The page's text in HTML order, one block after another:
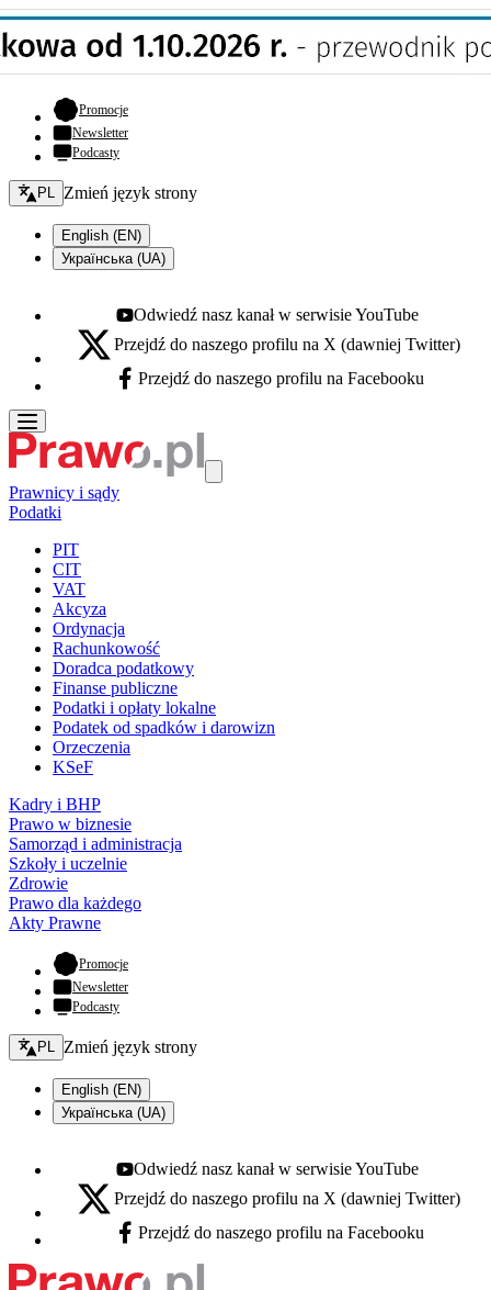
Promocje- otwiera się w nowej karcie
Newsletter
Podcasty
Zmień język - bieżący:
PL Zmień język strony
English (EN)
Українська (UA)
Youtube - otwiera się w nowej karcie
Odwiedź nasz kanał w serwisie YouTube
X - otwiera się w nowej karcie
Przejdź do naszego profilu na X (dawniej Twitter)
Facebook - otwiera się w nowej karcie
Przejdź do naszego profilu na Facebooku
Prawnicy i sądy
Podatki
PIT
CIT
VAT
Akcyza
Ordynacja
Rachunkowość
Doradca podatkowy
Finanse publiczne
Podatki i opłaty lokalne
Podatek od spadków i darowizn
Orzeczenia
KSeF
Kadry i BHP
Prawo w biznesie
Samorząd i administracja
Szkoły i uczelnie
Zdrowie
Prawo dla każdego
Akty Prawne
Promocje- otwiera się w nowej karcie
Newsletter
Podcasty
Zmień język - bieżący:
PL Zmień język strony
English (EN)
Українська (UA)
Youtube - otwiera się w nowej karcie
Odwiedź nasz kanał w serwisie YouTube
X - otwiera się w nowej karcie
Przejdź do naszego profilu na X (dawniej Twitter)
Facebook - otwiera się w nowej karcie
Przejdź do naszego profilu na Facebooku